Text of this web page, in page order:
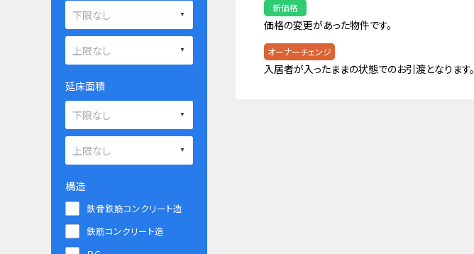
新価格
価格の変更があった物件です。
オーナーチェンジ
入居者が入ったままの状態でのお引渡となります。
延床面積
構造
鉄骨鉄筋コンクリート造
鉄筋コンクリート造